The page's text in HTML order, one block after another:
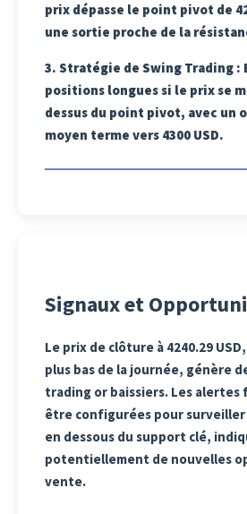
prix dépasse le point pivot de
une sortie proche de la
3. Stratégie de Swing Trading :
positions longues si le prix se
dessus du point pivot, avec un
moyen terme vers 4300 USD.
Signaux et
Le prix de clôture à 4240.29
plus bas de la journée, génère
trading or baissiers. Les
être configurées pour
en dessous du support clé,
potentiellement de nouvelles
vente.